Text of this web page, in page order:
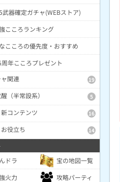
器確定ガチャ(WEBストア)
こころランキング
こころの優先度・おすすめ
年こころプレゼント
関連
19
（半常設系） 5
コンテンツ 16
役立ち 14
ドラ
宝の地図一覧
火力
攻略パーティ